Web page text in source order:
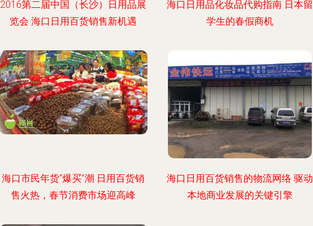
2016第二届中国（长沙）日用品展
览会 海口日用百货销售新机遇
海口日用品化妆品代购指南 日本留
学生的春假商机
海口市民年货“爆买”潮 日用百货销
售火热，春节消费市场迎高峰
海口日用百货销售的物流网络 驱动
本地商业发展的关键引擎